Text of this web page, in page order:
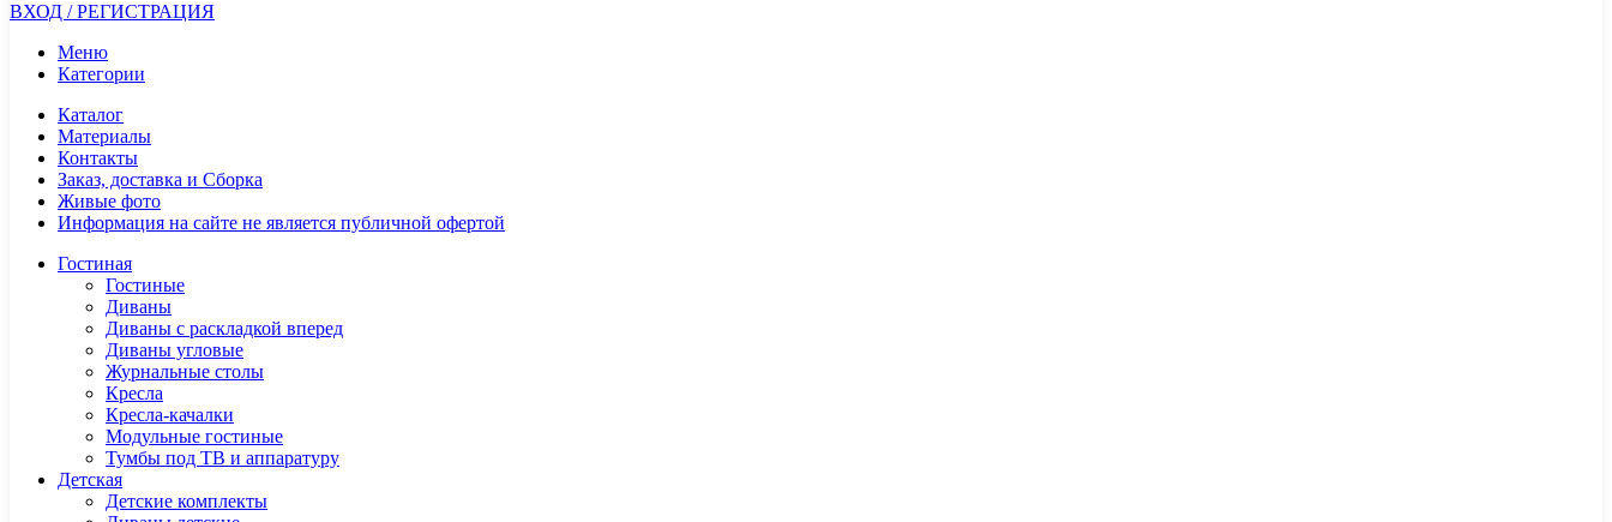
ВХОД / РЕГИСТРАЦИЯ
Меню
Категории
Каталог
Материалы
Контакты
Заказ, доставка и Сборка
Живые фото
Информация на сайте не является публичной офертой
Гостиная
Гостиные
Диваны
Диваны с раскладкой вперед
Диваны угловые
Журнальные столы
Кресла
Кресла-качалки
Модульные гостиные
Тумбы под ТВ и аппаратуру
Детская
Детские комплекты